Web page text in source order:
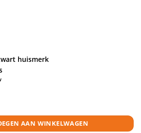
huismerk
huismerk aantal
AAN WINKELWAGEN